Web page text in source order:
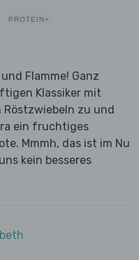
PROTEIN+
Flamme! Ganz
Klassiker mit
zu und
ein fruchtiges
Mmmh, das ist im Nu
kein besseres